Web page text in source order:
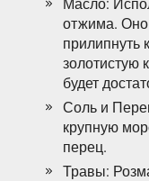
Масло:
отжима. Оно
прилипнуть
золотистую
будет
Соль и
крупную
перец.
Травы: